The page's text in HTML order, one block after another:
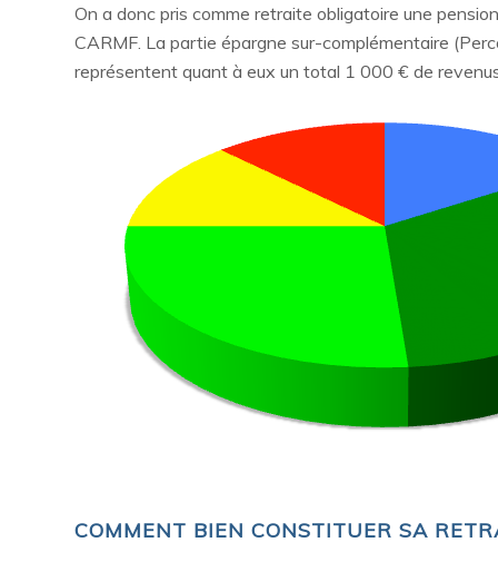
On a donc pris comme retraite obligatoire une
CARMF. La partie épargne sur-complémentaire
représentent quant à eux un total 1 000 € de
COMMENT BIEN CONSTITUER SA